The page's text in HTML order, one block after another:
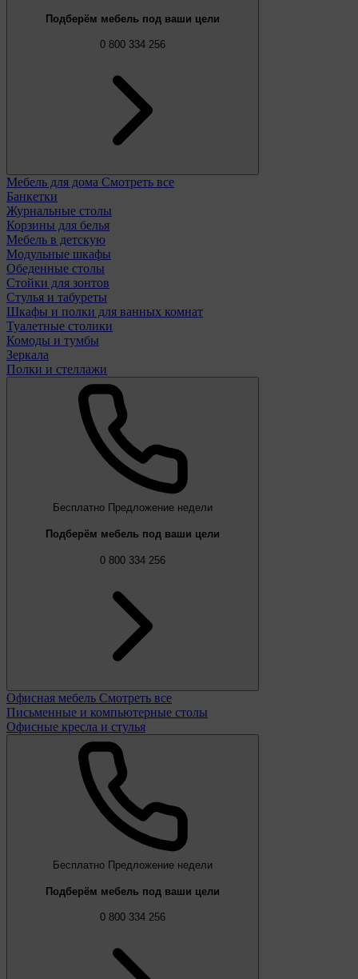
Подберём мебель под ваши цели
0 800 334 256
Мебель для дома Смотреть все
Банкетки
Журнальные столы
Корзины для белья
Мебель в детскую
Модульные шкафы
Обеденные столы
Стойки для зонтов
Стулья и табуреты
Шкафы и полки для ванных комнат
Туалетные столики
Комоды и тумбы
Зеркала
Полки и стеллажи
Бесплатно Предложение недели
Подберём мебель под ваши цели
0 800 334 256
Офисная мебель Смотреть все
Письменные и компьютерные столы
Офисные кресла и стулья
Бесплатно Предложение недели
Подберём мебель под ваши цели
0 800 334 256